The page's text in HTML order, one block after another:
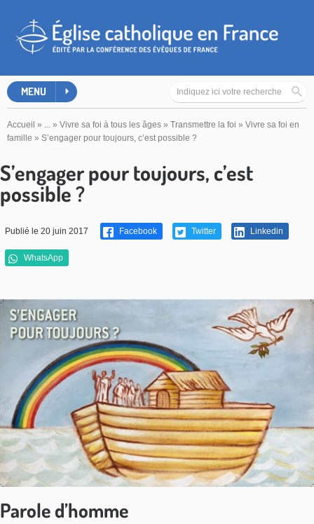
MENU
Accueil » ... » Vivre sa foi à tous les âges » Transmettre la foi » Vivre sa foi en
famille » S’engager pour toujours, c’est possible ?
S’engager pour toujours, c’est
possible ?
Publié le 20 juin 2017 Facebook Twitter Linkedin
WhatsApp
Parole d’homme